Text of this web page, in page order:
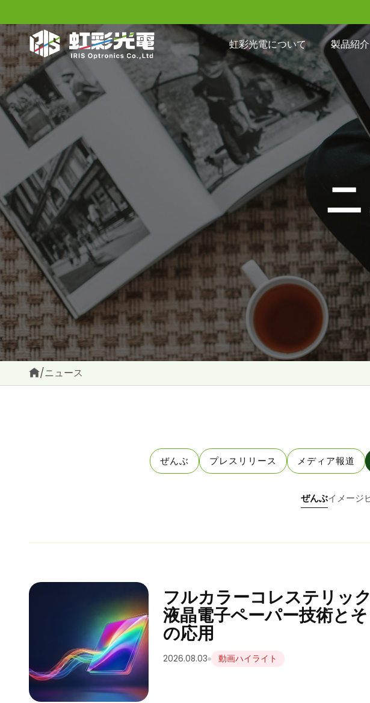
容
を
ス
キ
ッ
虹彩光電について 製品紹介
/ニュース
ぜんぶ プレスリリース メディア報道
ぜんぶイメージ
フルカラーコレステリック
液晶電子ペーパー技術とそ
の応用
2026.08.03 動画ハイライト